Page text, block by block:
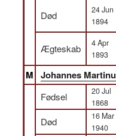
Død
24 Jun
1894
Ægteskab
4 Apr
1893
M Johannes
Fødsel
20 Jul
1868
Død
16 Mar
1940